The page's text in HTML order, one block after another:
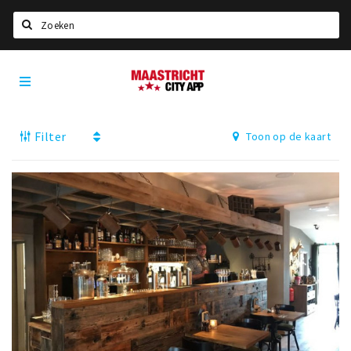
Home
Deals
Nieuws, interviews & blogs
Eten
Drinken
Slapen
Recreatief
Winkels
Maastricht
City
Filter Toon op de kaart